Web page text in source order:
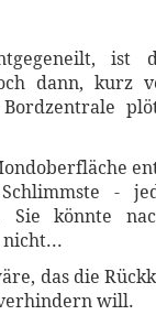
ist
dann, kurz
-
Sie könnte
das die
will.